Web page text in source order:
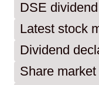
DSE
Latest stock
Dividend
Share